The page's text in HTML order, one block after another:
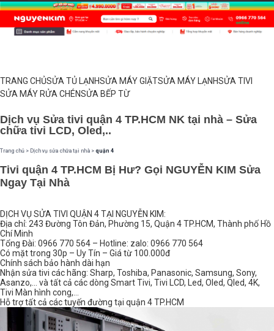
TRANG CHỦSỬA TỦ LẠNHSỬA MÁY GIẶTSỬA MÁY LẠNHSỬA TIVI
SỬA MÁY RỬA CHÉNSỬA BẾP TỪ
Dịch vụ Sửa tivi quận 4 TP.HCM NK tại nhà – Sửa
chữa tivi LCD, Oled,..
Trang chủ > Dịch vụ sửa chữa tại nhà > quận 4
Tivi quận 4 TP.HCM Bị Hư? Gọi NGUYỄN KIM Sửa
Ngay Tại Nhà
DỊCH VỤ SỬA TIVI QUẬN 4 TẠI NGUYỄN KIM:
Địa chỉ: 243 Đường Tôn Đản, Phường 15, Quận 4 TP.HCM, Thành phố Hồ
Chí Minh
Tổng Đài: 0966 770 564 – Hotline: zalo: 0966 770 564
Có mặt trong 30p – Uy Tín – Giá từ 100.000đ
Chính sách bảo hành dài hạn
Nhận sửa tivi các hãng: Sharp, Toshiba, Panasonic, Samsung, Sony,
Asanzo,… và tất cả các dòng Smart Tivi, Tivi LCD, Led, Oled, Qled, 4K,
Tivi Màn hình cong,…
Hỗ trợ tất cả các tuyến đường tại quận 4 TP.HCM